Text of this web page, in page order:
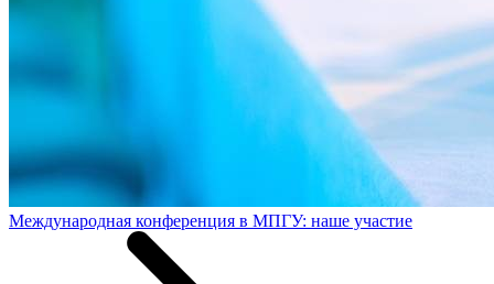
Международная конференция в МПГУ: наше участие